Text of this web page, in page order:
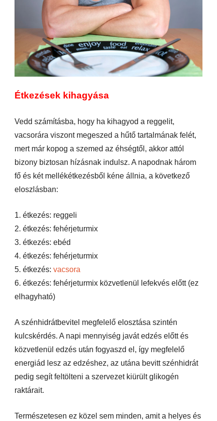
Étkezések kihagyása
Vedd számításba, hogy ha kihagyod a reggelit,
vacsorára viszont megeszed a hűtő tartalmának felét,
mert már kopog a szemed az éhségtől, akkor attól
bizony biztosan hízásnak indulsz. A napodnak három
fő és két mellékétkezésből kéne állnia, a következő
eloszlásban:
1. étkezés: reggeli
2. étkezés: fehérjeturmix
3. étkezés: ebéd
4. étkezés: fehérjeturmix
5. étkezés: vacsora
6. étkezés: fehérjeturmix közvetlenül lefekvés előtt (ez
elhagyható)
A szénhidrátbevitel megfelelő elosztása szintén
kulcskérdés. A napi mennyiség javát edzés előtt és
közvetlenül edzés után fogyaszd el, így megfelelő
energiád lesz az edzéshez, az utána bevitt szénhidrát
pedig segít feltölteni a szervezet kiürült glikogén
raktárait.
Természetesen ez közel sem minden, amit a helyes és